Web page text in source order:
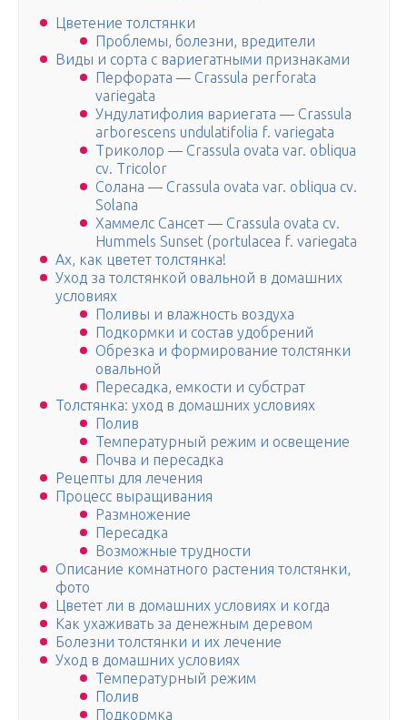
Цветение толстянки
Проблемы, болезни, вредители
Виды и сорта с вариегатными признаками
Перфората — Crassula perforata
variegata
Ундулатифолия вариегата — Crassula
arborescens undulatifolia f. variegata
Триколор — Crassula ovata var. obliqua
cv. Tricolor
Солана — Crassula ovata var. obliqua cv.
Solana
Хаммелс Сансет — Crassula ovata cv.
Hummels Sunset (portulacea f. variegata
Ах, как цветет толстянка!
Уход за толстянкой овальной в домашних
условиях
Поливы и влажность воздуха
Подкормки и состав удобрений
Обрезка и формирование толстянки
овальной
Пересадка, емкости и субстрат
Толстянка: уход в домашних условиях
Полив
Температурный режим и освещение
Почва и пересадка
Рецепты для лечения
Процесс выращивания
Размножение
Пересадка
Возможные трудности
Описание комнатного растения толстянки,
фото
Цветет ли в домашних условиях и когда
Как ухаживать за денежным деревом
Болезни толстянки и их лечение
Уход в домашних условиях
Температурный режим
Полив
Подкормка